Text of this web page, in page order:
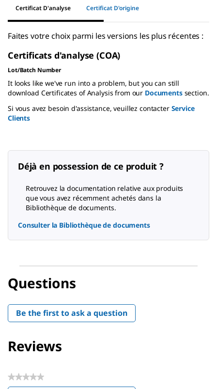
Certificat D'analyse Certificat D'origine
Faites votre choix parmi les versions les plus récentes :
Certificats d'analyse (COA)
Lot/Batch Number
It looks like we've run into a problem, but you can still
download Certificates of Analysis from our Documentssection.
Si vous avez besoin d'assistance, veuillez contacter Service
Clients
Déjà en possession de ce produit ?
Retrouvez la documentation relative aux produits
que vous avez récemment achetés dans la
Bibliothèque de documents.
Consulter la Bibliothèque de documents
Questions
Be the first to ask a question
Reviews
★★★★★
No